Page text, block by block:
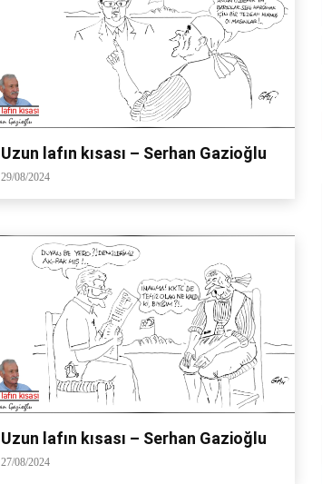
Uzun lafın kısası – Serhan Gazioğlu
29/08/2024
Uzun lafın kısası – Serhan Gazioğlu
27/08/2024